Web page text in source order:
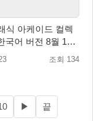
식 아케이드 컬렉
국어 버전 8월 13
이드 출시 예정
조회 134
▶ 끝